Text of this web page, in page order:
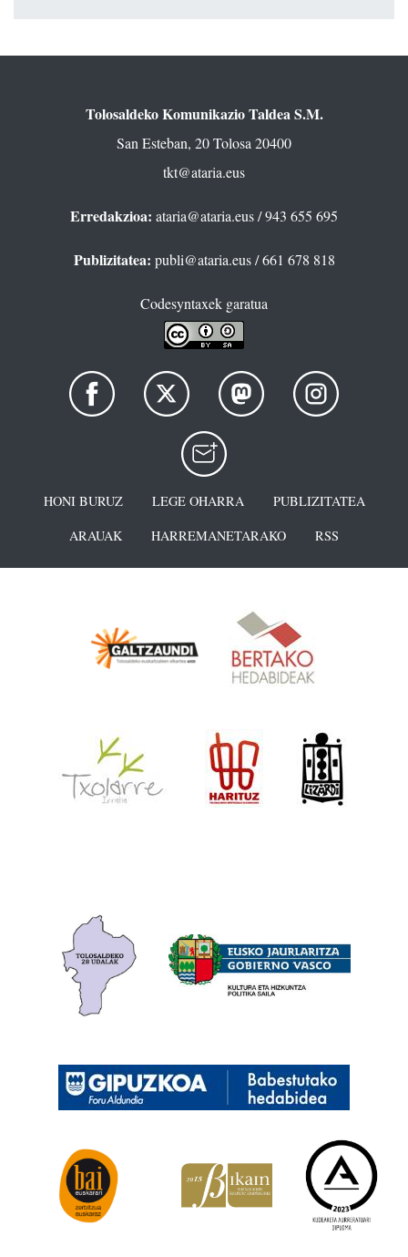
Tolosaldeko Komunikazio Taldea S.M.
San Esteban, 20 Tolosa 20400
tkt@ataria.eus
Erredakzioa: ataria@ataria.eus/ 943 655 695
Publizitatea: publi@ataria.eus/ 661 678 818
Codesyntaxek garatua
HONI BURUZ LEGE OHARRA
PUBLIZITATEA
ARAUAK
HARREMANETARAKO RSS